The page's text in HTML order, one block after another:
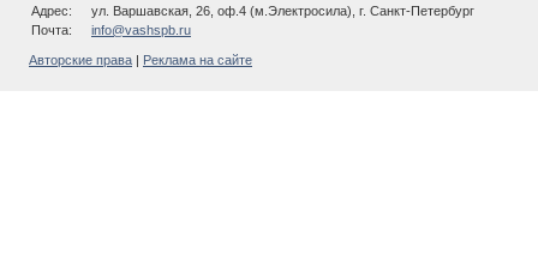
Адрес:
ул. Варшавская, 26, оф.4 (м.Электросила), г. Санкт-Петербург
Почта:
info@vashspb.ru
Авторские права Реклама на сайте